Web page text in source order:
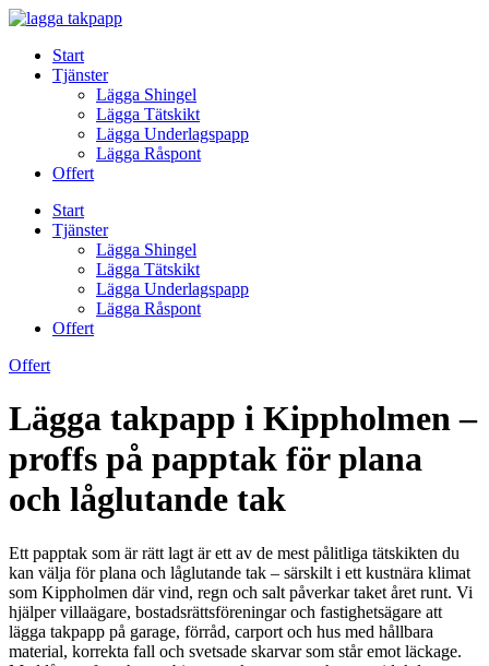
Skip
contentStart
Tjänster
Lägga Shingel
Lägga Tätskikt
Lägga Underlagspapp
Lägga Råspont
Offert
Start
Tjänster
Lägga Shingel
Lägga Tätskikt
Lägga Underlagspapp
Lägga Råspont
Offert
Offert
Lägga takpapp i Kippholmen –
proffs på papptak för plana
och låglutande tak
Ett papptak som är rätt lagt är ett av de mest pålitliga tätskikten du
kan välja för plana och låglutande tak – särskilt i ett kustnära klimat
som Kippholmen där vind, regn och salt påverkar taket året runt. Vi
hjälper villaägare, bostadsrättsföreningar och fastighetsägare att
lägga takpapp på garage, förråd, carport och hus med hållbara
material, korrekta fall och svetsade skarvar som står emot läckage.